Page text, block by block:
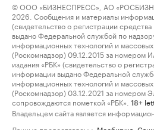
© ООО «БИЗНЕСПРЕСС», АО
2026. Сообщения и материалы
(свидетельство о регистрации
выдано Федеральной службой по
информационных технологий и
(Роскомнадзор) 09.12.2015 за номером
издания «РБК» (свидетельство о
информации выдано Федеральной
информационных технологий и
(Роскомнадзор) 03.12.2021 за номером
сопровождаются пометкой «РБК».
18+
Владельцем сайта является